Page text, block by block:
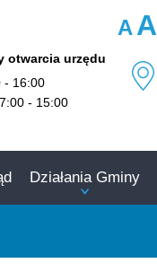
AA
otwarcia urzędu
- 16:00
- 15:00
Działania Gminy